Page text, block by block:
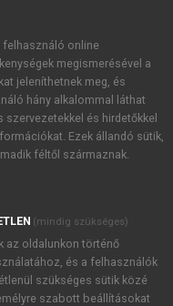
akcióiról.
Zrt. újdonságairól,
tudomásul
valamint a szotar.netés a
foglaltakat
felhasználó online
megismerésével a
jeleníthetnek meg, és
hány alkalommal láthat
szervezetekkel és hirdetőkkel
Ezek állandó sütik,
féltől származnak.
(mindig szükséges)
az oldalunkon történő
és a felhasználók
szükséges sütik közé
szabott beállításokat